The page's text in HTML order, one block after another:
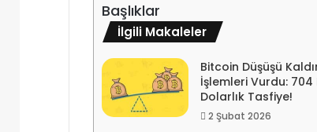
Başlıklar
İlgili Makaleler
Bitcoin Düşüşü
İşlemleri Vurdu: 704
Dolarlık Tasfiye!
2 Şubat 2026